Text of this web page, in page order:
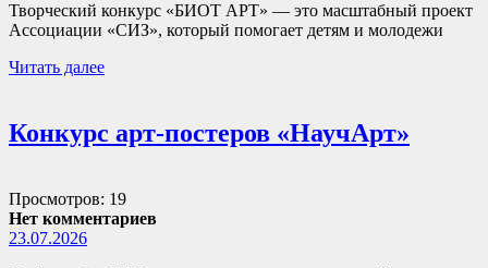
Творческий конкурс «БИОТ АРТ» — это масштабный проект
Ассоциации «СИЗ», который помогает детям и молодежи
Читать далее
Конкурс арт-постеров «НаучАрт»
Просмотров: 19
Нет комментариев
23.07.2026